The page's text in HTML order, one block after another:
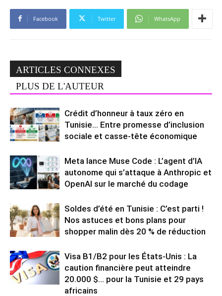
Facebook Twitter WhatsApp
ARTICLES CONNEXES
PLUS DE L'AUTEUR
Crédit d’honneur à taux zéro en
Tunisie… Entre promesse d’inclusion
sociale et casse-tête économique
Meta lance Muse Code : L’agent d’IA
autonome qui s’attaque à Anthropic et
OpenAI sur le marché du codage
Soldes d’été en Tunisie : C’est parti !
Nos astuces et bons plans pour
shopper malin dès 20 % de réduction
Visa B1/B2 pour les États-Unis : La
caution financière peut atteindre
20.000 $… pour la Tunisie et 29 pays
africains